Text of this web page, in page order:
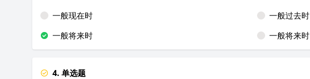
一般现在时
一般过去时
一般将来时
一般将来时
4. 单选题